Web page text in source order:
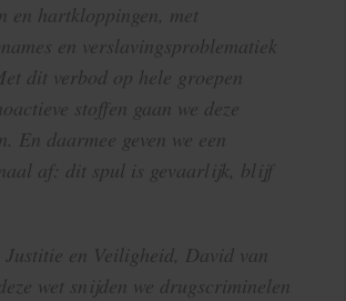
en hartkloppingen, met
en verslavingsproblematiek
dit verbod op hele groepen
stoffen gaan we deze
En daarmee geven we een
af: dit spul is gevaarlijk, blijf
en Veiligheid, David van
wet snijden we drugscriminelen